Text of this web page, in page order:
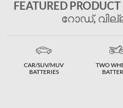
FEATURED
റോഡ്,
CAR/SUV/MUV
BATTERIES
TWO